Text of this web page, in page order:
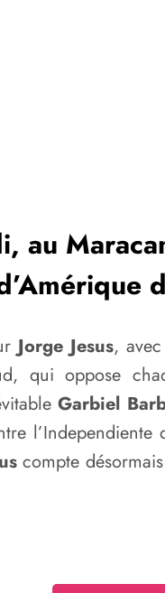
au
Jorge Jesus,
qui oppose
Garbiel
compte